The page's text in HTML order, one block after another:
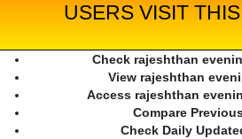
USERS VISIT
Check rajeshthan
View rajeshthan
Access rajeshthan
Compare
Check Daily